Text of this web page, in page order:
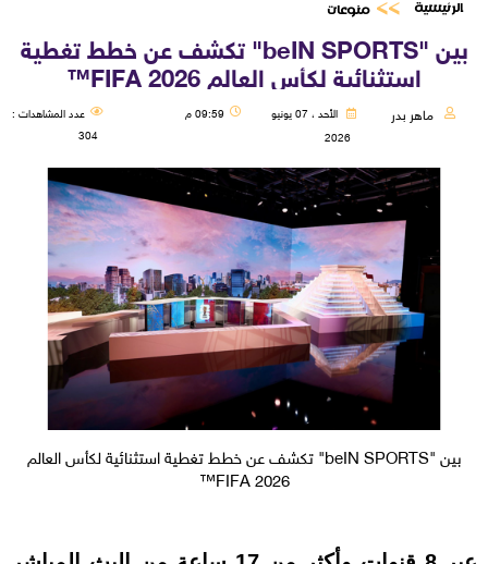
الرئيسية منوعات
بين "beIN SPORTS" تكشف عن خطط تغطية
استثنائية لكأس العالم FIFA 2026™
ماهر بدر
الأحد ، 07 يونيو
2026
09:59 م
عدد المشاهدات :
304
بين "beIN SPORTS" تكشف عن خطط تغطية استثنائية لكأس العالم
FIFA 2026™